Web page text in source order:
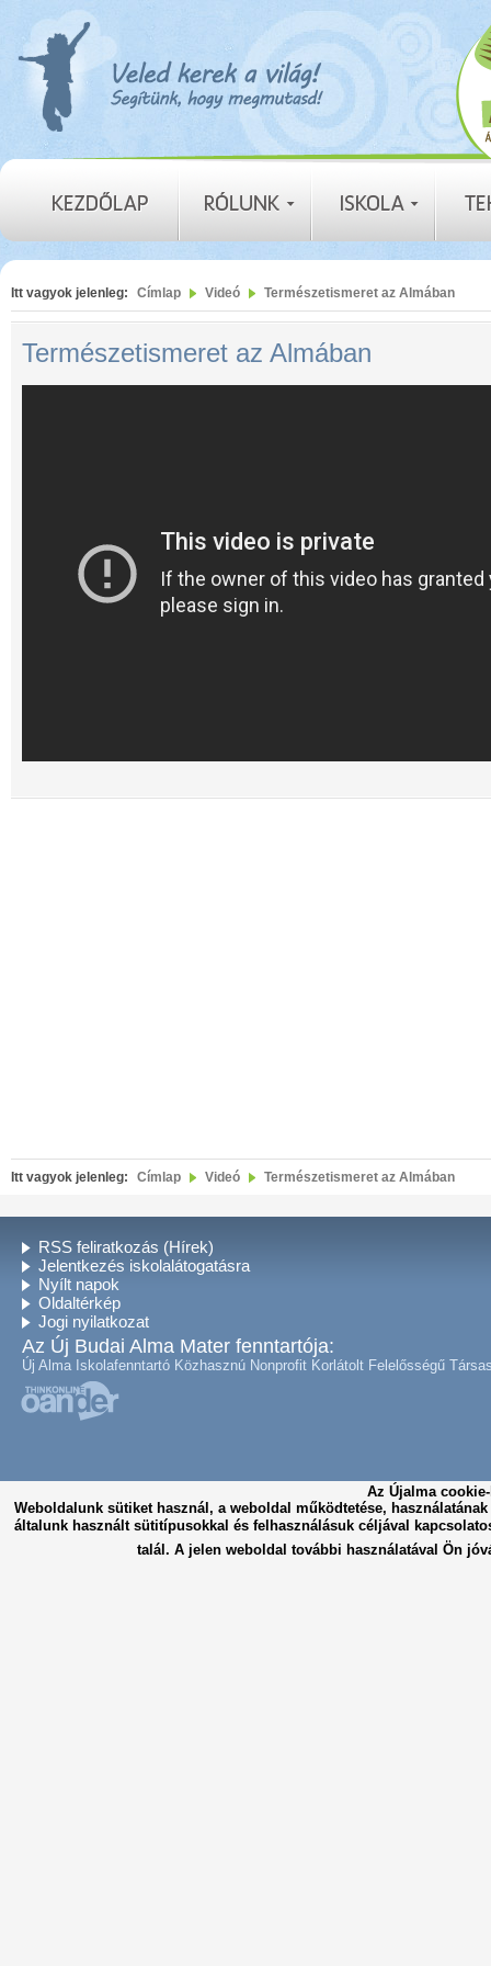
Itt vagyok jelenleg: Címlap Videó Természetismeret az Almában
Természetismeret az Almában
Itt vagyok jelenleg: Címlap Videó Természetismeret az Almában
RSS feliratkozás (Hírek)
Jelentkezés iskolalátogatásra
Nyílt napok
Oldaltérkép
Jogi nyilatkozat
Az Új Budai Alma Mater fenntartója:
Új Alma Iskolafenntartó Közhasznú Nonprofit Korlátolt Felelősségű
Weboldalunk sütiket használ, a weboldal működtetése,
általunk használt sütitípusokkal és felhasználásuk céljával
talál. A jelen weboldal további használatával Ön
Az Újalma